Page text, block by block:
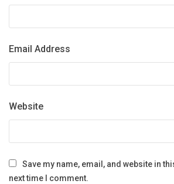
Email Address
Website
Save my name, email, and website in
next time I comment.